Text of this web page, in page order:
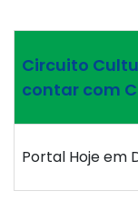
Circuito
contar com
Portal Hoje em